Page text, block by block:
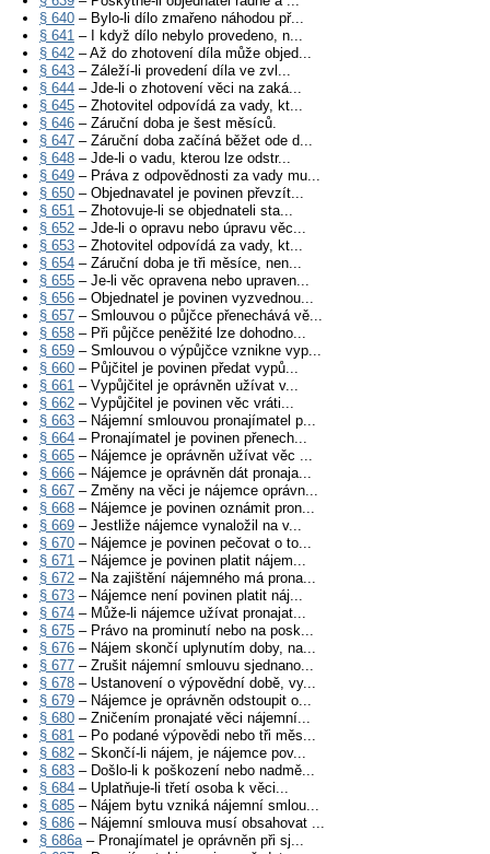
§ 640 – Bylo-li dílo zmařeno náhodou př...
§ 641 – I když dílo nebylo provedeno, n...
§ 642 – Až do zhotovení díla může objed...
§ 643 – Záleží-li provedení díla ve zvl...
§ 644 – Jde-li o zhotovení věci na zaká...
§ 645 – Zhotovitel odpovídá za vady, kt...
§ 646 – Záruční doba je šest měsíců.
§ 647 – Záruční doba začíná běžet ode d...
§ 648 – Jde-li o vadu, kterou lze odstr...
§ 649 – Práva z odpovědnosti za vady mu...
§ 650 – Objednavatel je povinen převzít...
§ 651 – Zhotovuje-li se objednateli sta...
§ 652 – Jde-li o opravu nebo úpravu věc...
§ 653 – Zhotovitel odpovídá za vady, kt...
§ 654 – Záruční doba je tři měsíce, nen...
§ 655 – Je-li věc opravena nebo upraven...
§ 656 – Objednatel je povinen vyzvednou...
§ 657 – Smlouvou o půjčce přenechává vě...
§ 658 – Při půjčce peněžité lze dohodno...
§ 659 – Smlouvou o výpůjčce vznikne vyp...
§ 660 – Půjčitel je povinen předat vypů...
§ 661 – Vypůjčitel je oprávněn užívat v...
§ 662 – Vypůjčitel je povinen věc vráti...
§ 663 – Nájemní smlouvou pronajímatel p...
§ 664 – Pronajímatel je povinen přenech...
§ 665 – Nájemce je oprávněn užívat věc ...
§ 666 – Nájemce je oprávněn dát pronaja...
§ 667 – Změny na věci je nájemce oprávn...
§ 668 – Nájemce je povinen oznámit pron...
§ 669 – Jestliže nájemce vynaložil na v...
§ 670 – Nájemce je povinen pečovat o to...
§ 671 – Nájemce je povinen platit nájem...
§ 672 – Na zajištění nájemného má prona...
§ 673 – Nájemce není povinen platit náj...
§ 674 – Může-li nájemce užívat pronajat...
§ 675 – Právo na prominutí nebo na posk...
§ 676 – Nájem skončí uplynutím doby, na...
§ 677 – Zrušit nájemní smlouvu sjednano...
§ 678 – Ustanovení o výpovědní době, vy...
§ 679 – Nájemce je oprávněn odstoupit o...
§ 680 – Zničením pronajaté věci nájemní...
§ 681 – Po podané výpovědi nebo tři měs...
§ 682 – Skončí-li nájem, je nájemce pov...
§ 683 – Došlo-li k poškození nebo nadmě...
§ 684 – Uplatňuje-li třetí osoba k věci...
§ 685 – Nájem bytu vzniká nájemní smlou...
§ 686 – Nájemní smlouva musí obsahovat ...
§ 686a– Pronajímatel je oprávněn při sj...